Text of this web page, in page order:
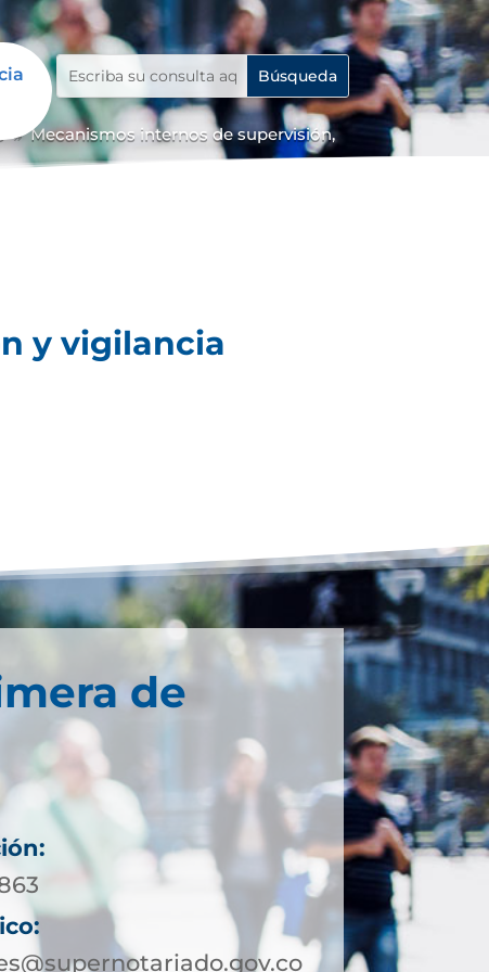
9 Mecanismos internos de supervisión,
y vigilancia
de